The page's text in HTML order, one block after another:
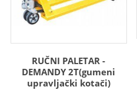
RUČNI PALETAR -
DEMANDY 2T(gumeni
upravljački kotači)